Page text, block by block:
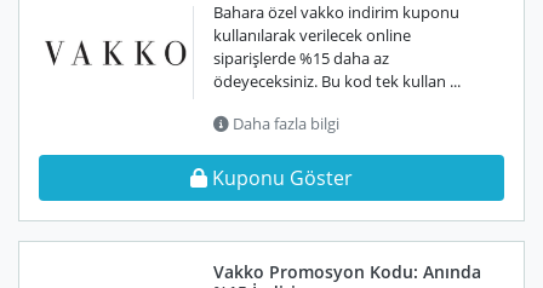
Bahara özel vakko indirim kuponu
kullanılarak verilecek online
siparişlerde %15 daha az
ödeyeceksiniz. Bu kod tek kullan ...
Daha fazla bilgi
Kuponu Göster
Vakko Promosyon Kodu: Anında